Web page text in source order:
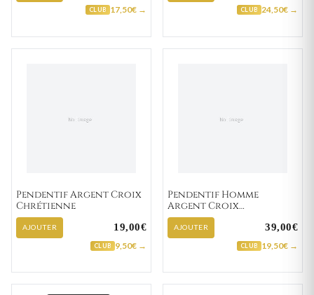
CLUB 17,50€ → CLUB 24,50€ →
Pendentif Argent Croix
Chrétienne
AJOUTER 19,00€
CLUB 9,50€ →
Pendentif Homme
Argent Croix
Chrétienne
AJOUTER 39,00€
CLUB 19,50€ →